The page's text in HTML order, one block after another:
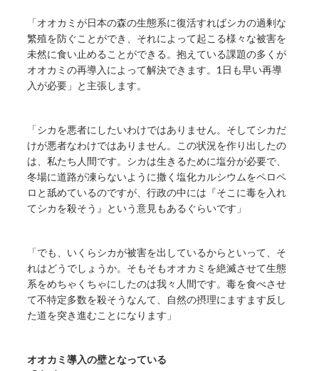
「オオカミが日本の森の生態系に復活すればシカの過剰な
繁殖を防ぐことができ、それによって起こる様々な被害を
未然に食い止めることができる。抱えている課題の多くが
オオカミの再導入によって解決できます。1日も早い再導
入が必要」と主張します。
「シカを悪者にしたいわけではありません。そしてシカだ
けが悪者なわけではありません。この状況を作り出したの
は、私たち人間です。シカは生きるために塩分が必要で、
冬場に道路が凍らないように撒く塩化カルシウムをペロペ
ロと舐めているのですが、行政の中には『そこに毒を入れ
てシカを殺そう』という意見もあるぐらいです」
「でも、いくらシカが被害を出しているからといって、そ
れはどうでしょうか。そもそもオオカミを絶滅させて生態
系をめちゃくちゃにしたのは我々人間です。毒を食べさせ
て不特定多数を殺そうなんて、自然の摂理にますます反し
た道を突き進むことになります」
オオカミ導入の壁となっている